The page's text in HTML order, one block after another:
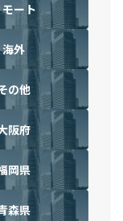
ート
海外
の他
阪府
岡県
森県